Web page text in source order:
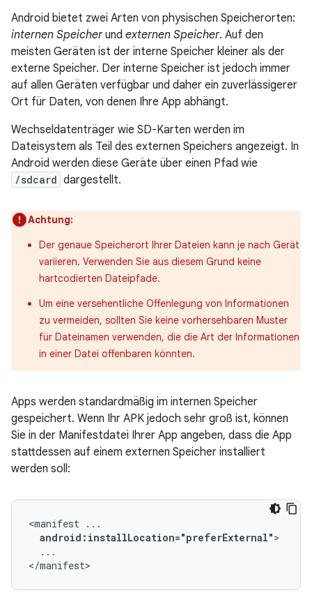
Android bietet zwei Arten von physischen Speicherorten:
internen Speicherund externen Speicher. Auf den
meisten Geräten ist der interne Speicher kleiner als der
externe Speicher. Der interne Speicher ist jedoch immer
auf allen Geräten verfügbar und daher ein zuverlässigerer
Ort für Daten, von denen Ihre App abhängt.
Wechseldatenträger wie SD-Karten werden im
Dateisystem als Teil des externen Speichers angezeigt. In
Android werden diese Geräte über einen Pfad wie
/sdcard dargestellt.
Achtung:
Der genaue Speicherort Ihrer Dateien kann je nach Gerät
variieren. Verwenden Sie aus diesem Grund keine
hartcodierten Dateipfade.
Um eine versehentliche Offenlegung von Informationen
zu vermeiden, sollten Sie keine vorhersehbaren Muster
für Dateinamen verwenden, die die Art der Informationen
in einer Datei offenbaren könnten.
Apps werden standardmäßig im internen Speicher
gespeichert. Wenn Ihr APK jedoch sehr groß ist, können
Sie in der Manifestdatei Ihrer App angeben, dass die App
stattdessen auf einem externen Speicher installiert
werden soll:
<manifest
android:installLocation="preferExternal"
...
</manifest>